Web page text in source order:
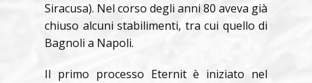
Siracusa). Nel corso degli anni 80 aveva già
chiuso alcuni stabilimenti, tra cui quello di
Bagnoli a Napoli.
Il primo processo Eternit è iniziato nel